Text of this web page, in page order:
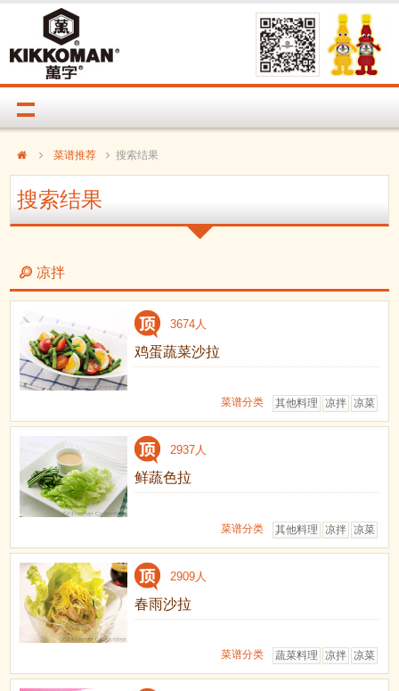
菜谱推荐 搜索结果
搜索结果
凉拌
3674人
鸡蛋蔬菜沙拉
凉菜
凉拌
其他料理
菜谱分类
2937人
鲜蔬色拉
凉菜
凉拌
其他料理
菜谱分类
2909人
春雨沙拉
凉菜
凉拌
蔬菜料理
菜谱分类